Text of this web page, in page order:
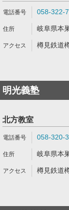
058-322-
岐阜県本
樽見鉄道
明光義塾
北方教室
058-320-
岐阜県本
樽見鉄道